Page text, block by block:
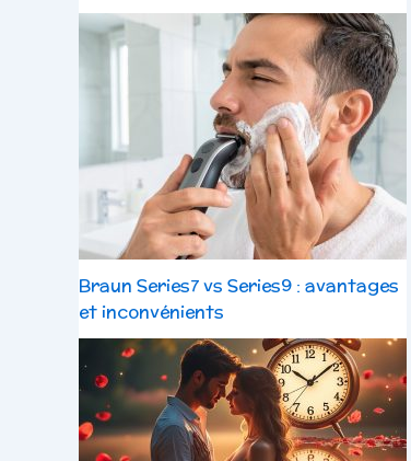
Braun Series7 vs Series9 : avantages
et inconvénients